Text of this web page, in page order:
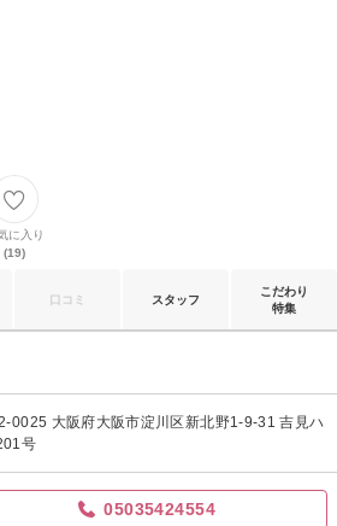
に入り
(19)
口コミ スタッフ
こだわり
特集
0025 大阪府大阪市淀川区新北野1-9-31 吉見ハ
号
05035424554